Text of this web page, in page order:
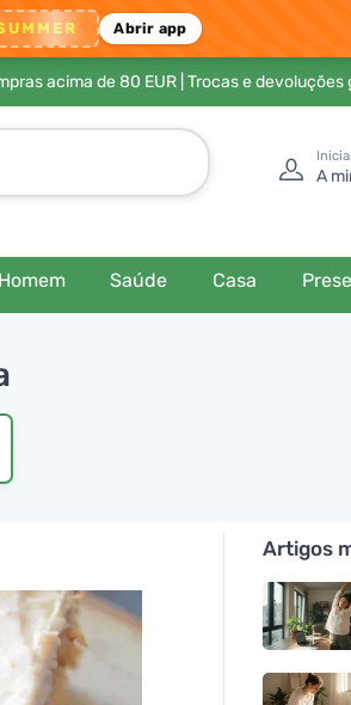
Abrir app
acima de 80 EUR| Trocas e devoluções
A
Homem Saúde Casa
Artigos